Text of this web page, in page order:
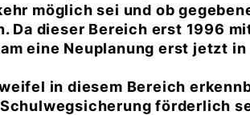
möglich sei und ob
Da dieser Bereich erst 1996
eine Neuplanung erst jetzt in
in diesem Bereich
förderlich